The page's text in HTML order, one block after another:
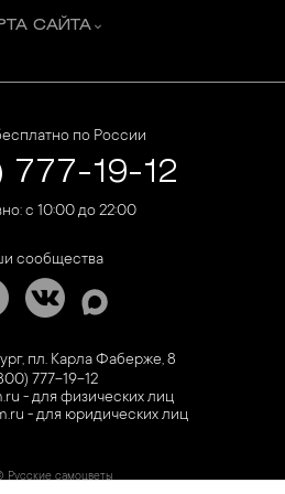
САЙТА
по России
777-19-12
с 10:00 до 22:00
сообщества
пл. Карла Фаберже, 8
777-19-12
- для физических лиц
- для юридических лиц
Русские самоцветы